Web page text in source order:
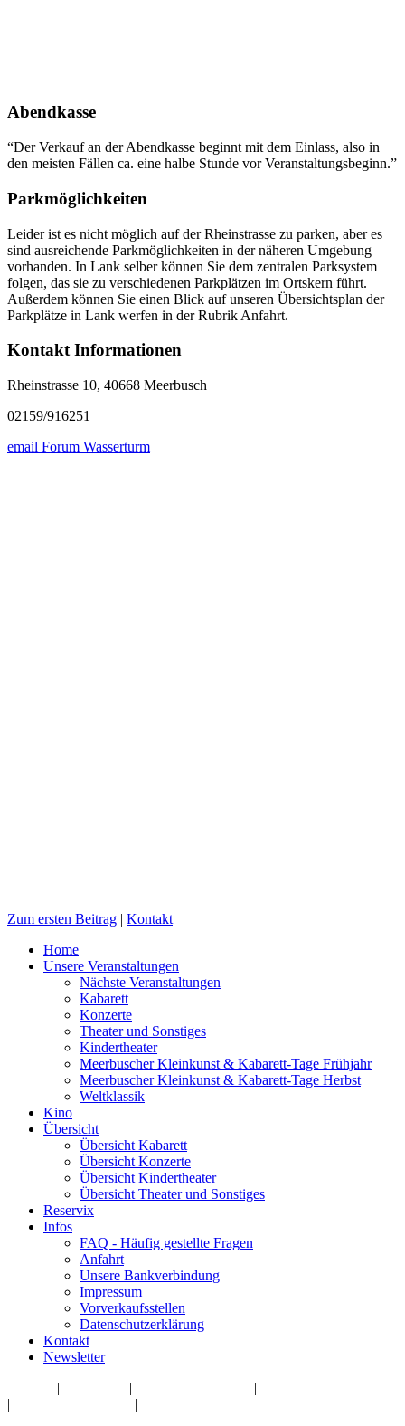
Abendkasse
“Der Verkauf an der Abendkasse beginnt mit dem Einlass, also in
den meisten Fällen ca. eine halbe Stunde vor Veranstaltungsbeginn.”
Parkmöglichkeiten
Leider ist es nicht möglich auf der Rheinstrasse zu parken, aber es
sind ausreichende Parkmöglichkeiten in der näheren Umgebung
vorhanden. In Lank selber können Sie dem zentralen Parksystem
folgen, das sie zu verschiedenen Parkplätzen im Ortskern führt.
Außerdem können Sie einen Blick auf unseren Übersichtsplan der
Parkplätze in Lank werfen in der Rubrik Anfahrt.
Kontakt Informationen
Rheinstrasse 10, 40668 Meerbusch
02159/916251
email Forum Wasserturm
Zum ersten Beitrag | Kontakt
Home
Unsere Veranstaltungen
Nächste Veranstaltungen
Kabarett
Konzerte
Theater und Sonstiges
Kindertheater
Meerbuscher Kleinkunst & Kabarett-Tage Frühjahr
Meerbuscher Kleinkunst & Kabarett-Tage Herbst
Weltklassik
Kino
Übersicht
Übersicht Kabarett
Übersicht Konzerte
Übersicht Kindertheater
Übersicht Theater und Sonstiges
Reservix
Infos
FAQ - Häufig gestellte Fragen
Anfahrt
Unsere Bankverbindung
Impressum
Vorverkaufsstellen
Datenschutzerklärung
Kontakt
Newsletter
| | | |
|
|